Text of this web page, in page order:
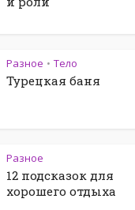
Разное • Тело
Турецкая баня
Разное
12 подсказок для
хорошего отдыха